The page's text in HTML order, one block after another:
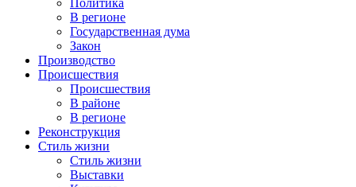
Политика
В регионе
Государственная дума
Закон
Производство
Происшествия
Происшествия
В районе
В регионе
Реконструкция
Стиль жизни
Стиль жизни
Выставки